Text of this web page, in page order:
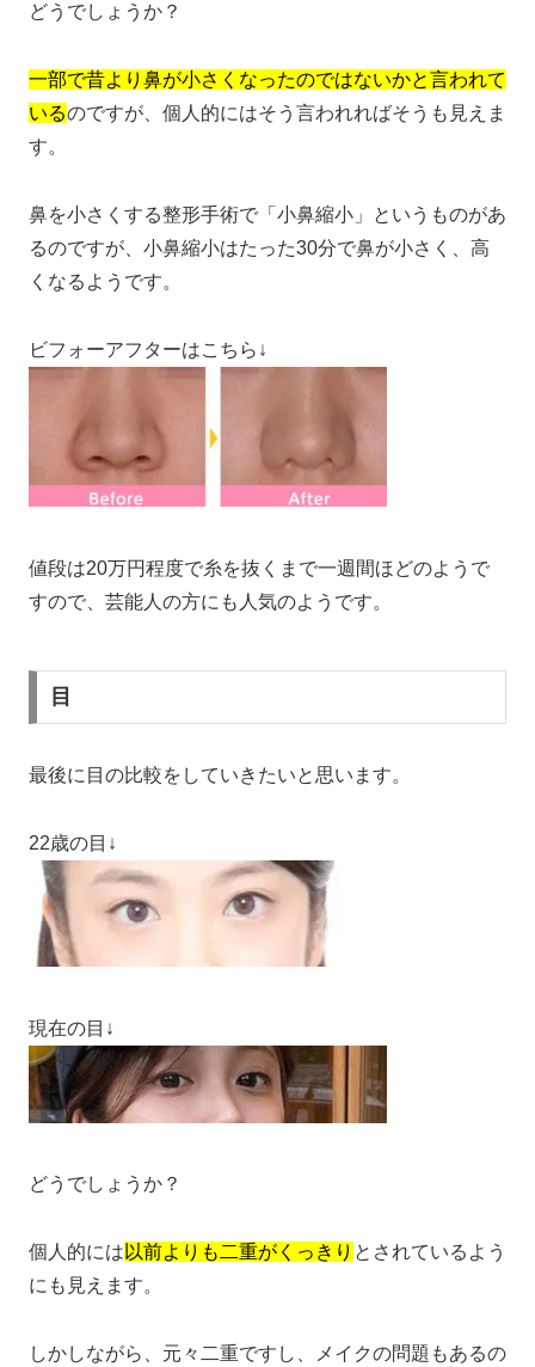
どうでしょうか？
一部で昔より鼻が小さくなったのではないかと言われて
いるのですが、個人的にはそう言われればそうも見えま
す。
鼻を小さくする整形手術で「小鼻縮小」というものがあ
るのですが、小鼻縮小はたった30分で鼻が小さく、高
くなるようです。
ビフォーアフターはこちら↓
値段は20万円程度で糸を抜くまで一週間ほどのようで
すので、芸能人の方にも人気のようです。
目
最後に目の比較をしていきたいと思います。
22歳の目↓
現在の目↓
どうでしょうか？
個人的には 以前よりも二重がくっきり とされているよう
にも見えます。
しかしながら、元々二重ですし、メイクの問題もあるの